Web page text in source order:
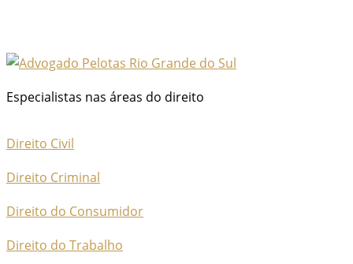
Especialistas nas áreas do direito
Direito Civil
Direito Criminal
Direito do Consumidor
Direito do Trabalho